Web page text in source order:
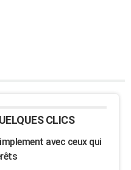
CLICS
avec ceux qui